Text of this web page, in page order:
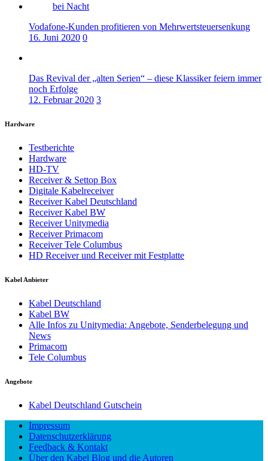
Vodafone-Kunden profitieren von Mehrwertsteuersenkung
16. Juni 2020 0
Das Revival der „alten Serien“ – diese Klassiker feiern immer
noch Erfolge
12. Februar 2020 3
Hardware
Testberichte
Hardware
HD-TV
Receiver & Settop Box
Digitale Kabelreceiver
Receiver Kabel Deutschland
Receiver Kabel BW
Receiver Unitymedia
Receiver Primacom
Receiver Tele Columbus
HD Receiver und Receiver mit Festplatte
Kabel Anbieter
Kabel Deutschland
Kabel BW
Alle Infos zu Unitymedia: Angebote, Senderbelegung und
News
Primacom
Tele Columbus
Angebote
Kabel Deutschland Gutschein
Impressum
Datenschutzerklärung
Feedback & Kontakt
Über den Kabel Blog und die Autoren